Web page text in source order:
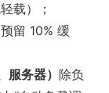
载）；
留 10% 缓
务器） 除负